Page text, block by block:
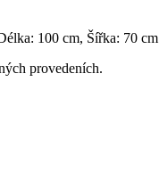
100 cm, Šířka: 70 cm
provedeních.